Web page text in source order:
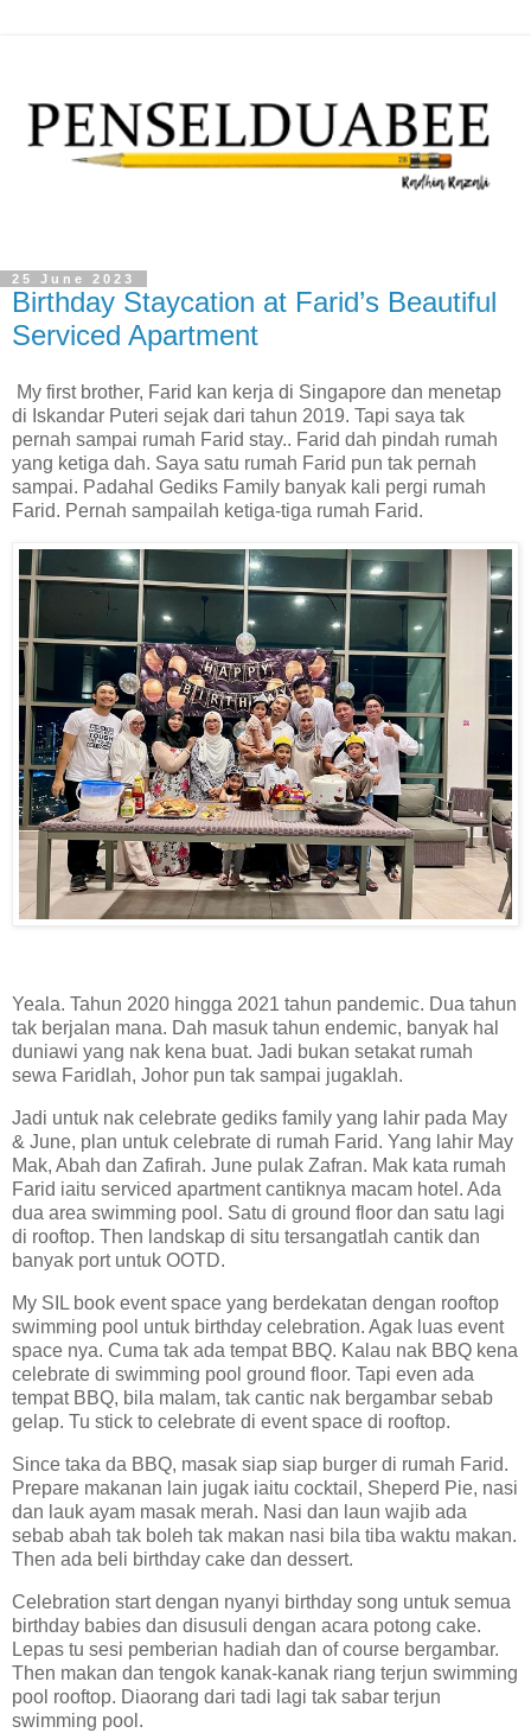
25 June 2023
Birthday Staycation at Farid’s Beautiful
Serviced Apartment
My first brother, Farid kan kerja di Singapore dan menetap
di Iskandar Puteri sejak dari tahun 2019. Tapi saya tak
pernah sampai rumah Farid stay.. Farid dah pindah rumah
yang ketiga dah. Saya satu rumah Farid pun tak pernah
sampai. Padahal Gediks Family banyak kali pergi rumah
Farid. Pernah sampailah ketiga-tiga rumah Farid.
Yeala. Tahun 2020 hingga 2021 tahun pandemic. Dua tahun
tak berjalan mana. Dah masuk tahun endemic, banyak hal
duniawi yang nak kena buat. Jadi bukan setakat rumah
sewa Faridlah, Johor pun tak sampai jugaklah.
Jadi untuk nak celebrate gediks family yang lahir pada May
& June, plan untuk celebrate di rumah Farid. Yang lahir May
Mak, Abah dan Zafirah. June pulak Zafran. Mak kata rumah
Farid iaitu serviced apartment cantiknya macam hotel. Ada
dua area swimming pool. Satu di ground floor dan satu lagi
di rooftop. Then landskap di situ tersangatlah cantik dan
banyak port untuk OOTD.
My SIL book event space yang berdekatan dengan rooftop
swimming pool untuk birthday celebration. Agak luas event
space nya. Cuma tak ada tempat BBQ. Kalau nak BBQ kena
celebrate di swimming pool ground floor. Tapi even ada
tempat BBQ, bila malam, tak cantic nak bergambar sebab
gelap. Tu stick to celebrate di event space di rooftop.
Since taka da BBQ, masak siap siap burger di rumah Farid.
Prepare makanan lain jugak iaitu cocktail, Sheperd Pie, nasi
dan lauk ayam masak merah. Nasi dan laun wajib ada
sebab abah tak boleh tak makan nasi bila tiba waktu makan.
Then ada beli birthday cake dan dessert.
Celebration start dengan nyanyi birthday song untuk semua
birthday babies dan disusuli dengan acara potong cake.
Lepas tu sesi pemberian hadiah dan of course bergambar.
Then makan dan tengok kanak-kanak riang terjun swimming
pool rooftop. Diaorang dari tadi lagi tak sabar terjun
swimming pool.